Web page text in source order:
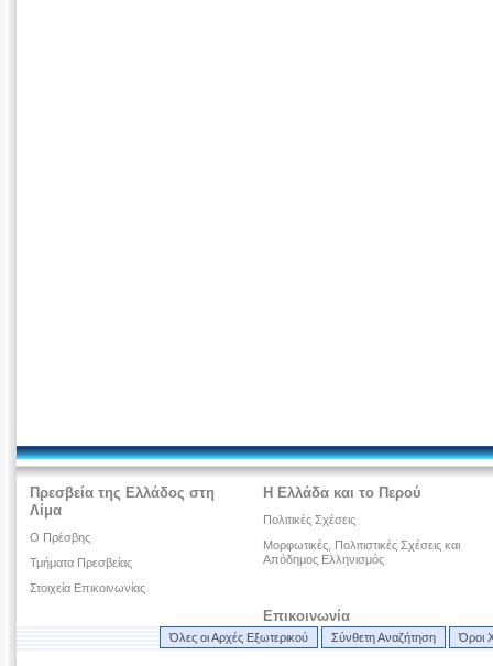
Πρεσβεία της Ελλάδος στη
Λίμα
Ο Πρέσβης
Τμήματα Πρεσβείας
Στοιχεία Επικοινωνίας
Η Ελλάδα και το Περού
Πολιτικές Σχέσεις
Μορφωτικές, Πολιτιστικές Σχέσεις και
Απόδημος Ελληνισμός
Επικοινωνία
Όλες οι Αρχές Εξωτερικού Σύνθετη Αναζήτηση Όροι